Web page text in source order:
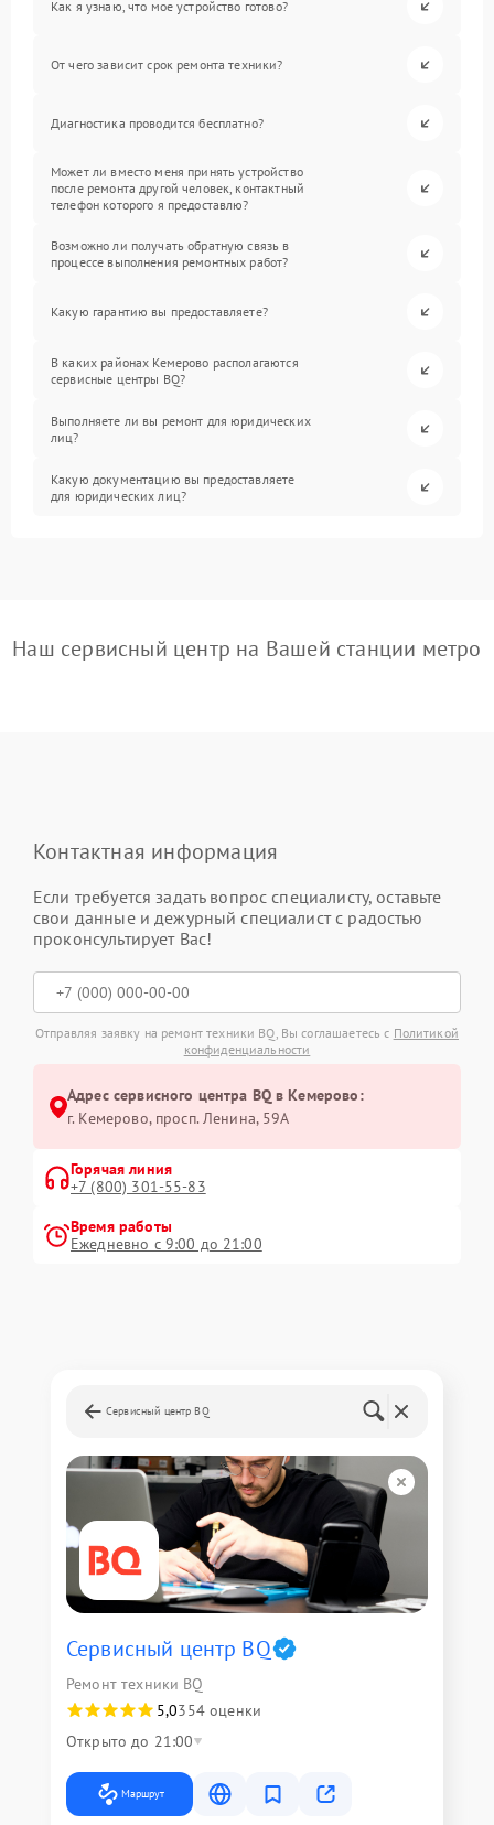
Как я узнаю, что мое устройство готово?
От чего зависит срок ремонта техники?
Диагностика проводится бесплатно?
Может ли вместо меня принять устройство
после ремонта другой человек, контактный
телефон которого я предоставлю?
Возможно ли получать обратную связь в
процессе выполнения ремонтных работ?
Какую гарантию вы предоставляете?
В каких районах Кемерово располагаются
сервисные центры BQ?
Выполняете ли вы ремонт для юридических
лиц?
Какую документацию вы предоставляете
для юридических лиц?
Наш сервисный центр на Вашей станции метро
Контактная информация
Если требуется задать вопрос специалисту, оставьте
свои данные и дежурный специалист с радостью
проконсультирует Вас!
Отправляя заявку на ремонт техники BQ, Вы соглашаетесь с Политикой
конфиденциальности
Адрес сервисного центра BQ в Кемерово:
г. Кемерово, просп. Ленина, 59А
Горячая линия
+7 (800) 301-55-83
Время работы
Ежедневно с 9:00 до 21:00
Сервисный центр BQ
Сервисный центр BQ
Ремонт техники BQ
5,0354 оценки
Открыто до 21:00
Маршрут